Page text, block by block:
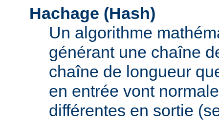
Hachage (Hash)
Un algorithme
générant une chaîne
chaîne de longueur
en entrée vont
différentes en sortie